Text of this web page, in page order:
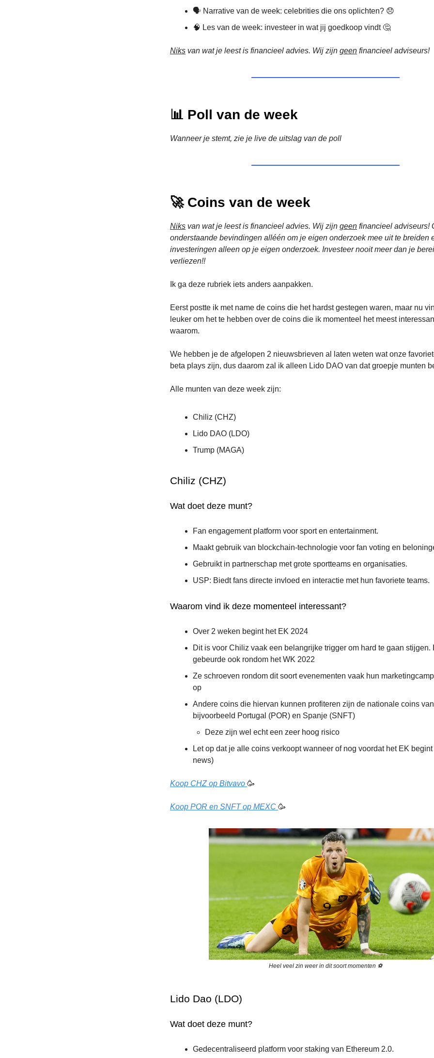
🗣️ Narrative van de week: celebrities die ons oplichten? 😞
🧠 Les van de week: investeer in wat jij goedkoop vindt 🤔
Niks van wat je leest is financieel advies. Wij zijn geen financieel adviseurs!
📊 Poll van de week
Wanneer je stemt, zie je live de uitslag van de poll
🚀 Coins van de week
Niks van wat je leest is financieel advies. Wij zijn geen financieel adviseurs!
onderstaande bevindingen alléén om je eigen onderzoek mee uit te breiden
investeringen alleen op je eigen onderzoek. Investeer nooit meer dan je
verliezen!!
Ik ga deze rubriek iets anders aanpakken.
Eerst postte ik met name de coins die het hardst gestegen waren, maar nu
leuker om het te hebben over de coins die ik momenteel het meest
waarom.
We hebben je de afgelopen 2 nieuwsbrieven al laten weten wat onze
beta plays zijn, dus daarom zal ik alleen Lido DAO van dat groepje munten
Alle munten van deze week zijn:
Chiliz (CHZ)
Lido DAO (LDO)
Trump (MAGA)
Chiliz (CHZ)
Wat doet deze munt?
Fan engagement platform voor sport en entertainment.
Maakt gebruik van blockchain-technologie voor fan voting en
Gebruikt in partnerschap met grote sportteams en organisaties.
USP: Biedt fans directe invloed en interactie met hun favoriete teams.
Waarom vind ik deze momenteel interessant?
Over 2 weken begint het EK 2024
Dit is voor Chiliz vaak een belangrijke trigger om hard te gaan stijgen.
gebeurde ook rondom het WK 2022
Ze schroeven rondom dit soort evenementen vaak hun
op
Andere coins die hiervan kunnen profiteren zijn de nationale coins van
bijvoorbeeld Portugal (POR) en Spanje (SNFT)
Deze zijn wel echt een zeer hoog risico
Let op dat je alle coins verkoopt wanneer of nog voordat het EK
news)
Koop CHZ op Bitvavo 🥳
Koop POR en SNFT op MEXC 🥳
Heel veel zin weer in dit soort momenten ⚽
Lido Dao (LDO)
Wat doet deze munt?
Gedecentraliseerd platform voor staking van Ethereum 2.0.